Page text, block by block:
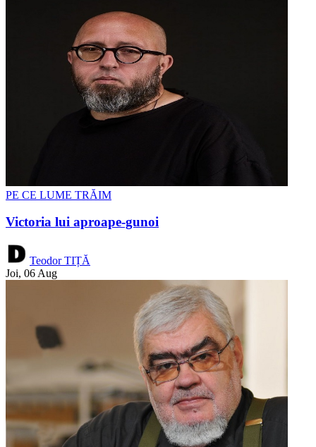
PE CE LUME TRĂIM
Victoria lui aproape-gunoi
Teodor TIȚĂ
Joi, 06 Aug